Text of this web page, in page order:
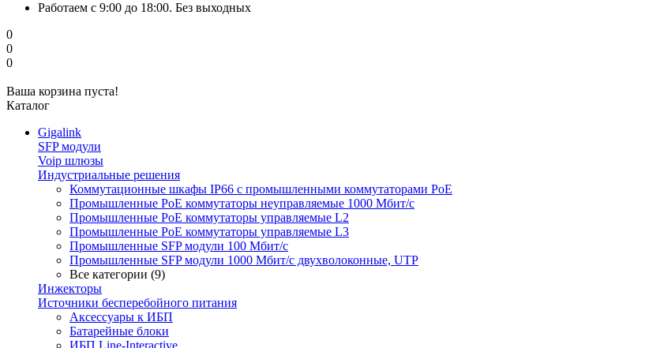
Работаем с 9:00 до 18:00. Без выходных
0
0
0
Ваша корзина пуста!
Каталог
Gigalink
SFP модули
Voip шлюзы
Индустриальные решения
Коммутационные шкафы IP66 c промышленными коммутаторами PoE
Промышленные PoE коммутаторы неуправляемые 1000 Мбит/с
Промышленные PoE коммутаторы управляемые L2
Промышленные PoE коммутаторы управляемые L3
Промышленные SFP модули 100 Мбит/c
Промышленные SFP модули 1000 Мбит/c двухволоконные, UTP
Все категории (9)
Инжекторы
Источники бесперебойного питания
Аксессуары к ИБП
Батарейные блоки
ИБП Line-Interactive